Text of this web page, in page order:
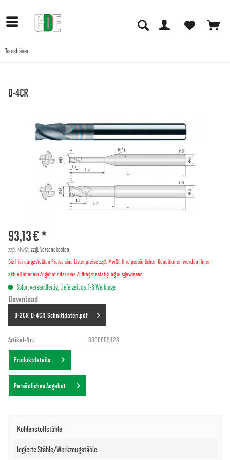
Torusfräser
D-4CR
93,13 € *
zzgl. MwSt. zzgl. Versandkosten
Die hier dargestellten Preise sind Listenpreise zzgl. MwSt. Ihre persönlichen Konditionen werden Ihnen
aktuell über ein Angebot oder eine Auftragsbestätigung ausgewiesen.
Sofort versandfertig, Lieferzeit ca. 1-3 Werktage
Download
D-2CR_D-4CR_Schnittdaten.pdf
Artikel-Nr.: 8000009428
Produktdetails
Persönliches Angebot